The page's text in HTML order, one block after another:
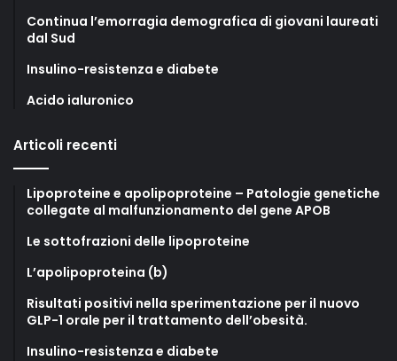
Continua l’emorragia demografica di giovani laureati
dal Sud
Insulino-resistenza e diabete
Acido ialuronico
Articoli recenti
Lipoproteine e apolipoproteine – Patologie genetiche
collegate al malfunzionamento del gene APOB
Le sottofrazioni delle lipoproteine
L’apolipoproteina (b)
Risultati positivi nella sperimentazione per il nuovo
GLP-1 orale per il trattamento dell’obesità.
Insulino-resistenza e diabete